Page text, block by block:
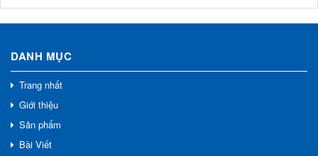
DANH MỤC
Trang nhất
Giới thiệu
Sản phẩm
Bài Viết